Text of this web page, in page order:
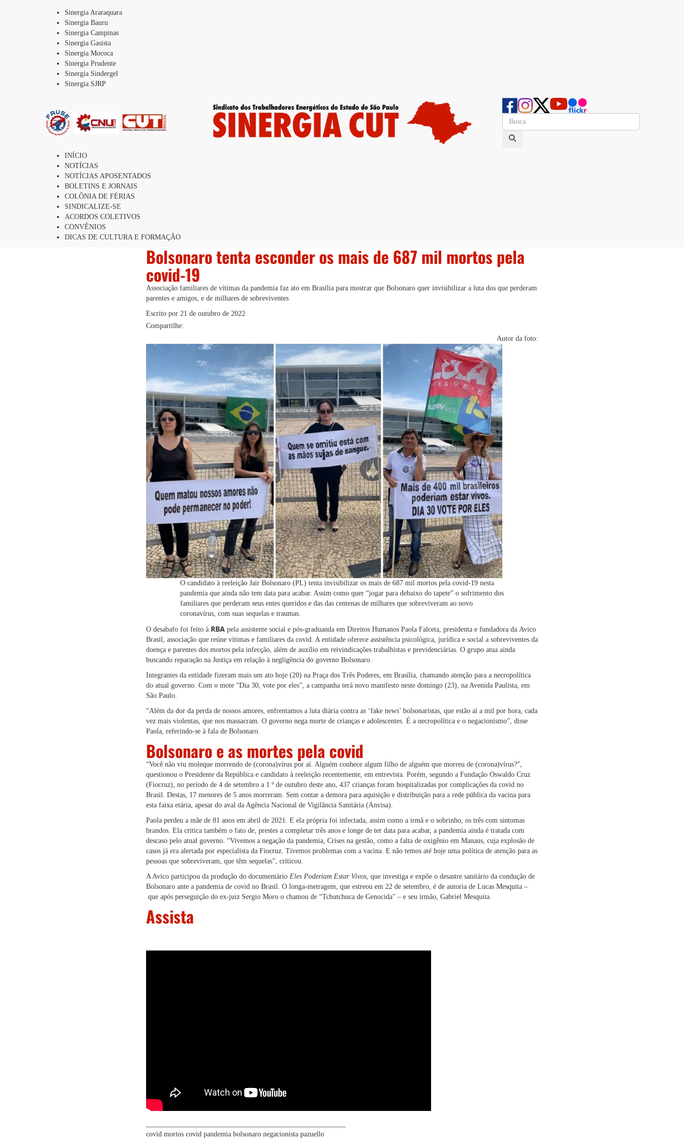
Sinergia Araraquara
Sinergia Bauru
Sinergia Campinas
Sinergia Gasista
Sinergia Mococa
Sinergia Prudente
Sinergia Sindergel
Sinergia SJRP
INÍCIO
NOTÍCIAS
NOTÍCIAS APOSENTADOS
BOLETINS E JORNAIS
COLÔNIA DE FÉRIAS
SINDICALIZE-SE
ACORDOS COLETIVOS
CONVÊNIOS
DICAS DE CULTURA E FORMAÇÃO
Bolsonaro tenta esconder os mais de 687 mil mortos pela
covid-19
Associação familiares de vítimas da pandemia faz ato em Brasília para mostrar que Bolsonaro quer invisibilizar a luta dos que perderam
parentes e amigos, e de milhares de sobreviventes
Escrito por 21 de outubro de 2022
Compartilhe:
Autor da foto:
O candidato à reeleição Jair Bolsonaro (PL) tenta invisibilizar os mais de 687 mil mortos pela covid-19 nesta
pandemia que ainda não tem data para acabar. Assim como quer “jogar para debaixo do tapete” o sofrimento dos
familiares que perderam seus entes queridos e das das centenas de milhares que sobreviveram ao novo
coronavírus, com suas sequelas e traumas.
O desabafo foi feito à RBA pela assistente social e pós-graduanda em Direitos Humanos Paola Falceta, presidenta e fundadora da Avico
Brasil, associação que reúne vítimas e familiares da covid. A entidade oferece assistência psicológica, jurídica e social a sobreviventes da
doença e parentes dos mortos pela infecção, além de auxílio em reivindicações trabalhistas e previdenciárias. O grupo atua ainda
buscando reparação na Justiça em relação à negligência do governo Bolsonaro.
Integrantes da entidade fizeram mais um ato hoje (20) na Praça dos Três Poderes, em Brasília, chamando atenção para a necropolítica
do atual governo. Com o mote “Dia 30, vote por eles”, a campanha terá novo manifesto neste domingo (23), na Avenida Paulista, em
São Paulo.
“Além da dor da perda de nossos amores, enfrentamos a luta diária contra as ‘fake news’ bolsonaristas, que estão aí a mil por hora, cada
vez mais violentas, que nos massacram. O governo nega morte de crianças e adolescentes. É a necropolítica e o negacionismo”, disse
Paola, referindo-se à fala de Bolsonaro.
Bolsonaro e as mortes pela covid
“Você não viu moleque morrendo de (corona)vírus por aí. Alguém conhece algum filho de alguém que morreu de (corona)vírus?”,
questionou o Presidente da República e candidato à reeleição recentemente, em entrevista. Porém, segundo a Fundação Oswaldo Cruz
(Fiocruz), no período de 4 de setembro a 1 º de outubro deste ano, 437 crianças foram hospitalizadas por complicações da covid no
Brasil. Destas, 17 menores de 5 anos morreram. Sem contar a demora para aquisição e distribuição para a rede pública da vacina para
esta faixa etária, apesar do aval da Agência Nacional de Vigilância Sanitária (Anvisa).
Paola perdeu a mãe de 81 anos em abril de 2021. E ela própria foi infectada, assim como a irmã e o sobrinho, os três com sintomas
brandos. Ela critica também o fato de, prestes a completar três anos e longe de ter data para acabar, a pandemia ainda é tratada com
descaso pelo atual governo. “Vivemos a negação da pandemia, Crises na gestão, como a falta de oxigênio em Manaus, cuja explosão de
casos já era alertada por especialista da Fiocruz. Tivemos problemas com a vacina. E não temos até hoje uma política de atenção para as
pessoas que sobreviveram, que têm sequelas”, criticou.
A Avico participou da produção do documentário Eles Poderiam Estar Vivos, que investiga e expõe o desastre sanitário da condução de
Bolsonaro ante a pandemia de covid no Brasil. O longa-metragem, que estreou em 22 de setembro, é de autoria de Lucas Mesquita –
que após perseguição do ex-juiz Sergio Moro o chamou de “Tchutchuca de Genocida” – e seu irmão, Gabriel Mesquita.
Assista
covid mortos covid pandemia bolsonaro negacionista pazuello